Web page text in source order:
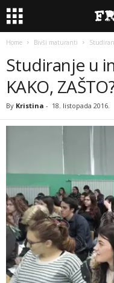
Home Bivši maturanti
Studiranje u
KAKO,
By Kristina - 18. listopada 2016.